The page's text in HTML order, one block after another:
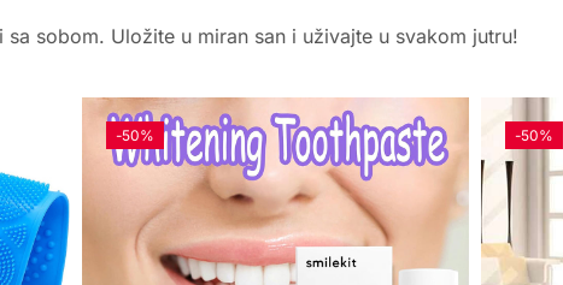
sobom. Uložite u miran san i uživajte u svakom jutru!
-50% -50%